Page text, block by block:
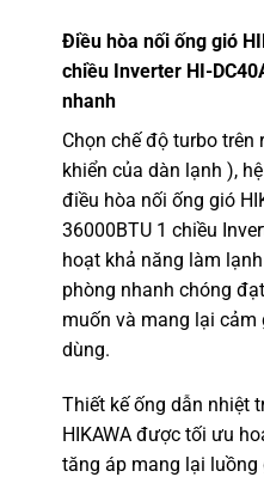
Điều hòa nối ống gió
chiều Inverter HI-
nhanh
Chọn chế độ turbo trên
khiển của dàn lạnh ),
điều hòa nối ống gió
36000BTU 1 chiều
hoạt khả năng làm
phòng nhanh chóng
muốn và mang lại cảm
dùng.
Thiết kế ống dẫn nhiệt
HIKAWA được tối ưu
tăng áp mang lại